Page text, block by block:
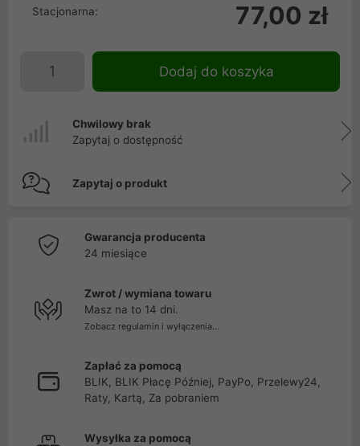
Stacjonarna: 77,00 zł
Dodaj do koszyka
Chwilowy brak
Zapytaj o dostępność
Zapytaj o produkt
Gwarancja producenta
24 miesiące
Zwrot / wymiana towaru
Masz na to 14 dni.
Zobacz regulamin i wyłączenia...
Zapłać za pomocą
BLIK, BLIK Płacę Później, PayPo, Przelewy24,
Raty, Kartą, Za pobraniem
Wysyłka za pomocą